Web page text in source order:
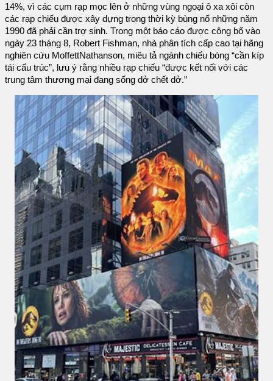
14%, vì các cụm rạp mọc lên ở những vùng ngoại ô xa xôi còn
các rạp chiếu được xây dựng trong thời kỳ bùng nổ những năm
1990 đã phải cần trợ sinh. Trong một báo cáo được công bố vào
ngày 23 tháng 8, Robert Fishman, nhà phân tích cấp cao tại hãng
nghiên cứu MoffettNathanson, miêu tả ngành chiếu bóng “cần kíp
tái cấu trúc”, lưu ý rằng nhiều rạp chiếu “được kết nối với các
trung tâm thương mại đang sống dở chết dở.”